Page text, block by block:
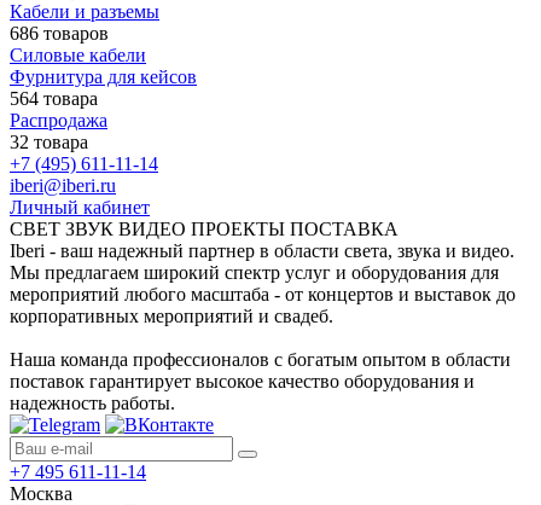
Кабели и разъемы
686 товаров
Силовые кабели
Фурнитура для кейсов
564 товара
Распродажа
32 товара
+7 (495) 611-11-14
iberi@iberi.ru
Личный кабинет
СВЕТ ЗВУК ВИДЕО ПРОЕКТЫ ПОСТАВКА
Iberi - ваш надежный партнер в области света, звука и видео.
Мы предлагаем широкий спектр услуг и оборудования для
мероприятий любого масштаба - от концертов и выставок до
корпоративных мероприятий и свадеб.
Наша команда профессионалов с богатым опытом в области
поставок гарантирует высокое качество оборудования и
надежность работы.
+7 495 611-11-14
Москва